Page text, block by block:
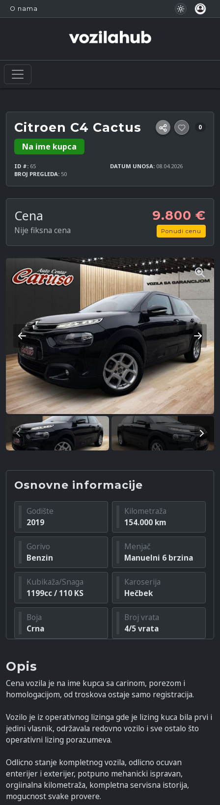
O nama
Citroen C4 Cactus
Na ime kupca
ID #: 65 DATUM UNOSA: 08.04.2026
BROJ PREGLEDA: 50
0
Cena
Nije fiksna cena
9.800 €
Ponudi cenu
Osnovne informacije
Godište
2019
Kilometraža
154.000 km
Gorivo
Benzin
Menjač
Manuelni 6 brzina
Kubikaža/Snaga
1199cc / 110 KS
Karoserija
Hečbek
Boja
Crna
Broj vrata
4/5 vrata
Opis
Cena vozila je na ime kupca sa carinom, porezom i
homologacijom, od troskova ostaje samo registracija.
Vozilo je iz operativnog lizinga gde je lizing kuca bila prvi i
jedini vlasnik, održavala redovno vozilo i sve ostalo što
operativni lizing porazumeva.
Odlicno stanje kompletnog vozila, odlicno ocuvan
enterijer i exterijer, potpuno mehanicki ispravan,
orgiinalna kilometraža, kompletna servisna istorija,
mogucnost svake provere.